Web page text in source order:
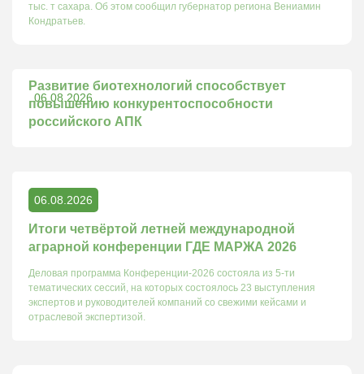
тыс. т сахара. Об этом сообщил губернатор региона Вениамин
Кондратьев.
06.08.2026
Развитие биотехнологий способствует
повышению конкурентоспособности
российского АПК
06.08.2026
Итоги четвёртой летней международной
аграрной конференции ГДЕ МАРЖА 2026
Деловая программа Конференции-2026 состояла из 5-ти
тематических сессий, на которых состоялось 23 выступления
экспертов и руководителей компаний со свежими кейсами и
отраслевой экспертизой.